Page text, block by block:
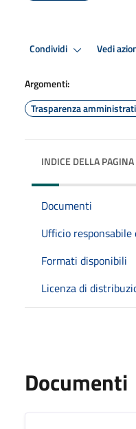
Condividi Vedi
Argomenti:
Trasparenza
INDICE DELLA PAGINA
Documenti
Ufficio
Formati disponibili
Licenza di
Documenti